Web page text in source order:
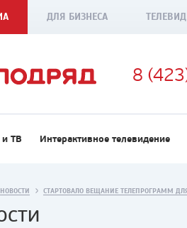
ДЛЯ БИЗНЕСА
8
и ТВ Интерактивное телевидение
НОВОСТИ СТАРТОВАЛО ВЕЩАНИЕ ТЕЛЕПРОГРАММ